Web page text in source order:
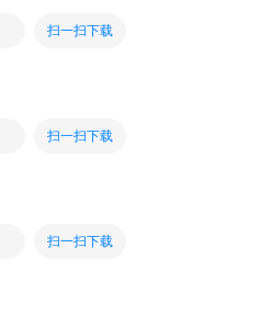
扫一扫下载
扫一扫下载
扫一扫下载